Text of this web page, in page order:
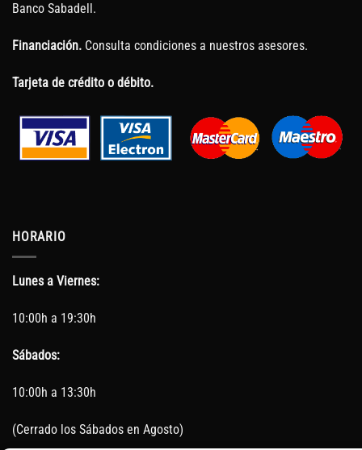
Banco Sabadell.
Financiación. Consulta condiciones a nuestros asesores.
Tarjeta de crédito o débito.
HORARIO
Lunes a Viernes:
10:00h a 19:30h
Sábados:
10:00h a 13:30h
(Cerrado los Sábados en Agosto)